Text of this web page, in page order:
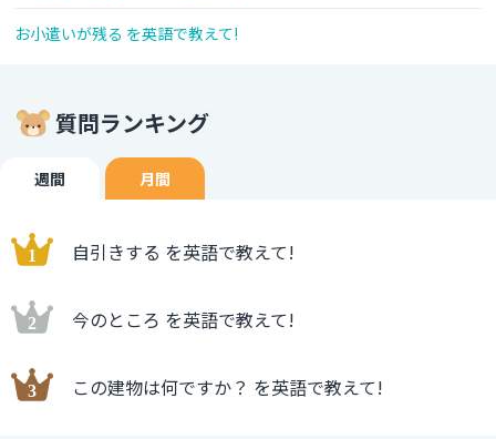
お小遣いが残る を英語で教えて!
質問ランキング
週間 月間
自引きする を英語で教えて!
今のところ を英語で教えて!
この建物は何ですか？ を英語で教えて!